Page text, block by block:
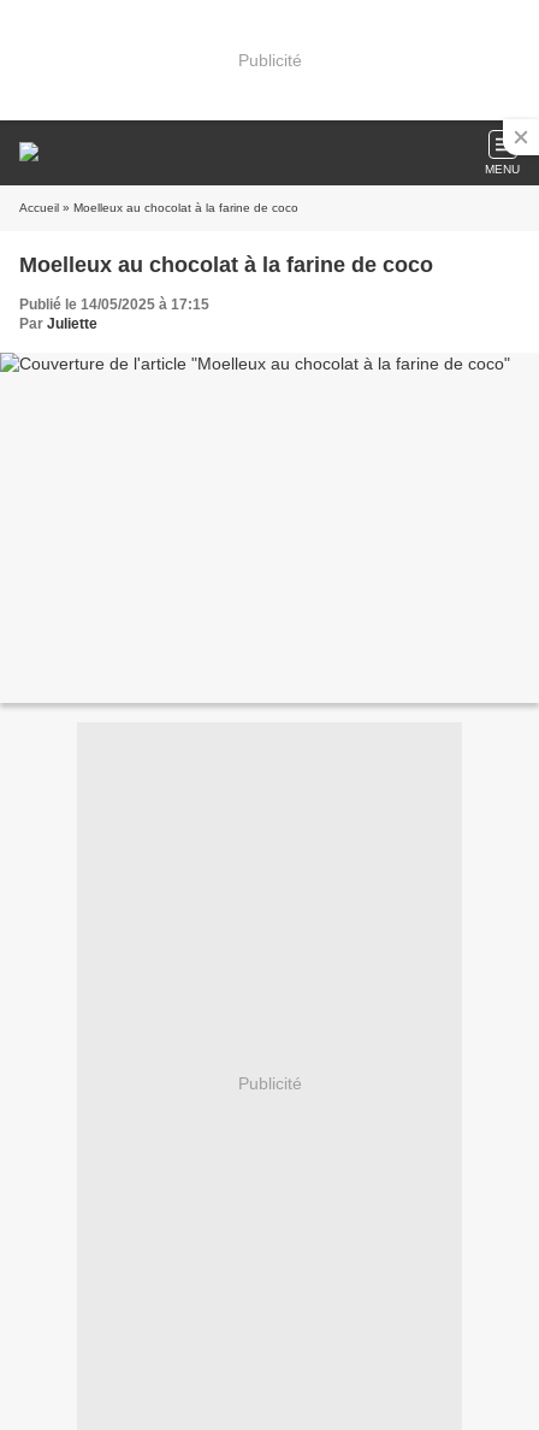
Publicité
MENU
Accueil » Moelleux au chocolat à la farine de coco
Moelleux au chocolat à la farine de coco
Publié le 14/05/2025 à 17:15
Par Juliette
Publicité